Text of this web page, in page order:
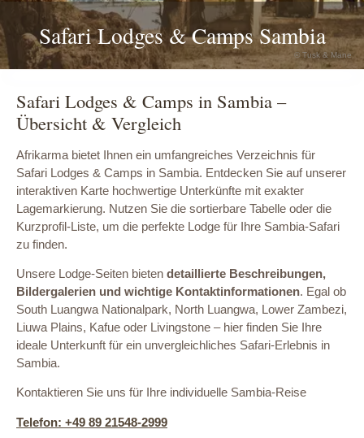
Safari Lodges & Camps Sambia
© Tusk & Mane
Safari Lodges & Camps in Sambia –
Übersicht & Vergleich
Afrikarma bietet Ihnen ein umfangreiches Verzeichnis für
Safari Lodges & Camps in Sambia. Entdecken Sie auf unserer
interaktiven Karte hochwertige Unterkünfte mit exakter
Lagemarkierung. Nutzen Sie die sortierbare Tabelle oder die
Kurzprofil-Liste, um die perfekte Lodge für Ihre Sambia-Safari
zu finden.
Unsere Lodge-Seiten bieten detaillierte Beschreibungen,
Bildergalerien und wichtige Kontaktinformationen. Egal ob
South Luangwa Nationalpark, North Luangwa, Lower Zambezi,
Liuwa Plains, Kafue oder Livingstone – hier finden Sie Ihre
ideale Unterkunft für ein unvergleichliches Safari-Erlebnis in
Sambia.
Kontaktieren Sie uns für Ihre individuelle Sambia-Reise
Telefon: +49 89 21548-2999